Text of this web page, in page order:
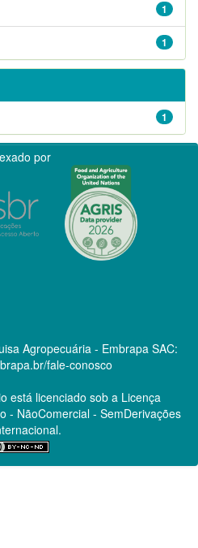
1
1
1
por
Agropecuária - Embrapa SAC:
fale-conosco
está licenciado sob a Licença
- NãoComercial - SemDerivações